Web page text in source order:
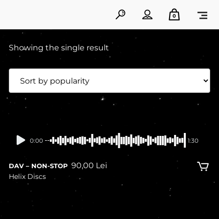
0
Showing the single result
0:00 1:30
DAV – NON-STOP 90,00 Lei
Helix Discs